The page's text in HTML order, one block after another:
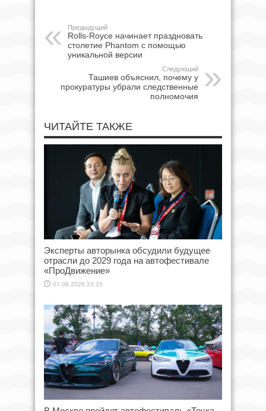
Предыдущий
Rolls-Royce начинает праздновать
столетие Phantom с помощью
уникальной версии
Следующий
Ташиев объяснил, почему у
прокуратуры убрали следственные
полномочия
ЧИТАЙТЕ ТАКЖЕ
Эксперты авторынка обсудили будущее
отрасли до 2029 года на автофестивале
«ПроДвижение»
07.08.2026 23:15